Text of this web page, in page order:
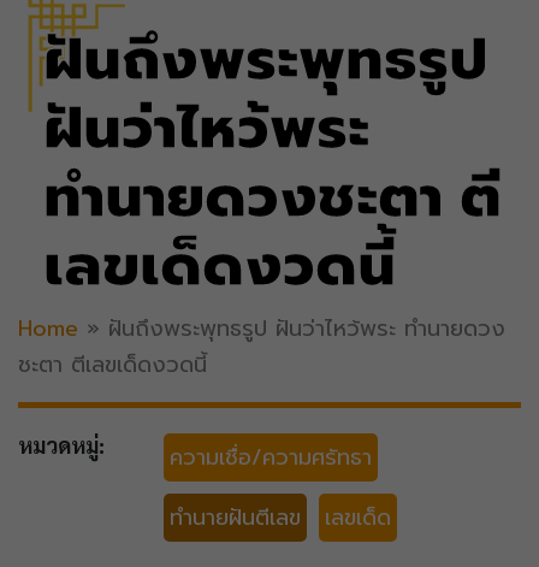
ฝันถึงพระพุทธรูป
ฝันว่าไหว้พระ
ทำนายดวงชะตา ตี
เลขเด็ดงวดนี้
Home » ฝันถึงพระพุทธรูป ฝันว่าไหว้พระ ทำนายดวง
ชะตา ตีเลขเด็ดงวดนี้
หมวดหมู่:
ความเชื่อ/ความศรัทธา
ทำนายฝันตีเลข
เลขเด็ด